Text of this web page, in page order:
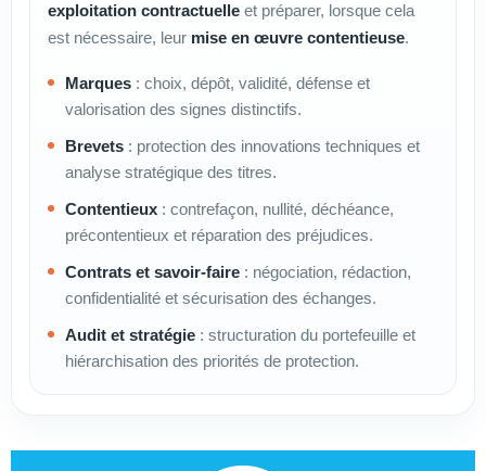
exploitation contractuelle et préparer, lorsque cela
est nécessaire, leur mise en œuvre contentieuse.
Marques : choix, dépôt, validité, défense et
valorisation des signes distinctifs.
Brevets : protection des innovations techniques et
analyse stratégique des titres.
Contentieux : contrefaçon, nullité, déchéance,
précontentieux et réparation des préjudices.
Contrats et savoir-faire : négociation, rédaction,
confidentialité et sécurisation des échanges.
Audit et stratégie : structuration du portefeuille et
hiérarchisation des priorités de protection.